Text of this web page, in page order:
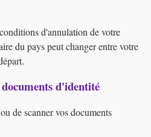
d'annulation de votre
du pays peut changer entre votre
d'identité
de scanner vos documents